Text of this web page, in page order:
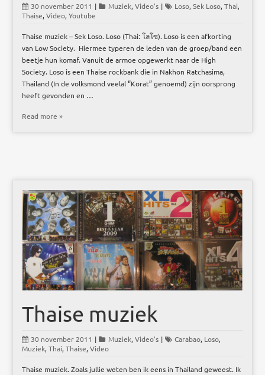
30 november 2011 | Muziek,Video's | Loso,Sek Loso,Thai,
Thaise,Video,Youtube
Thaise muziek – Sek Loso. Loso (Thai: โลโซ). Loso is een afkorting
van Low Society. Hiermee typeren de leden van de groep/band een
beetje hun komaf. Vanuit de armoe opgewerkt naar de High
Society. Loso is een Thaise rockbank die in Nakhon Ratchasima,
Thailand (In de volksmond veelal “Korat” genoemd) zijn oorsprong
heeft gevonden en …
Read more »
Thaise muziek
30 november 2011 | Muziek,Video's | Carabao, Loso,
Muziek,Thai,Thaise,Video
Thaise muziek. Zoals jullie weten ben ik eens in Thailand geweest. Ik